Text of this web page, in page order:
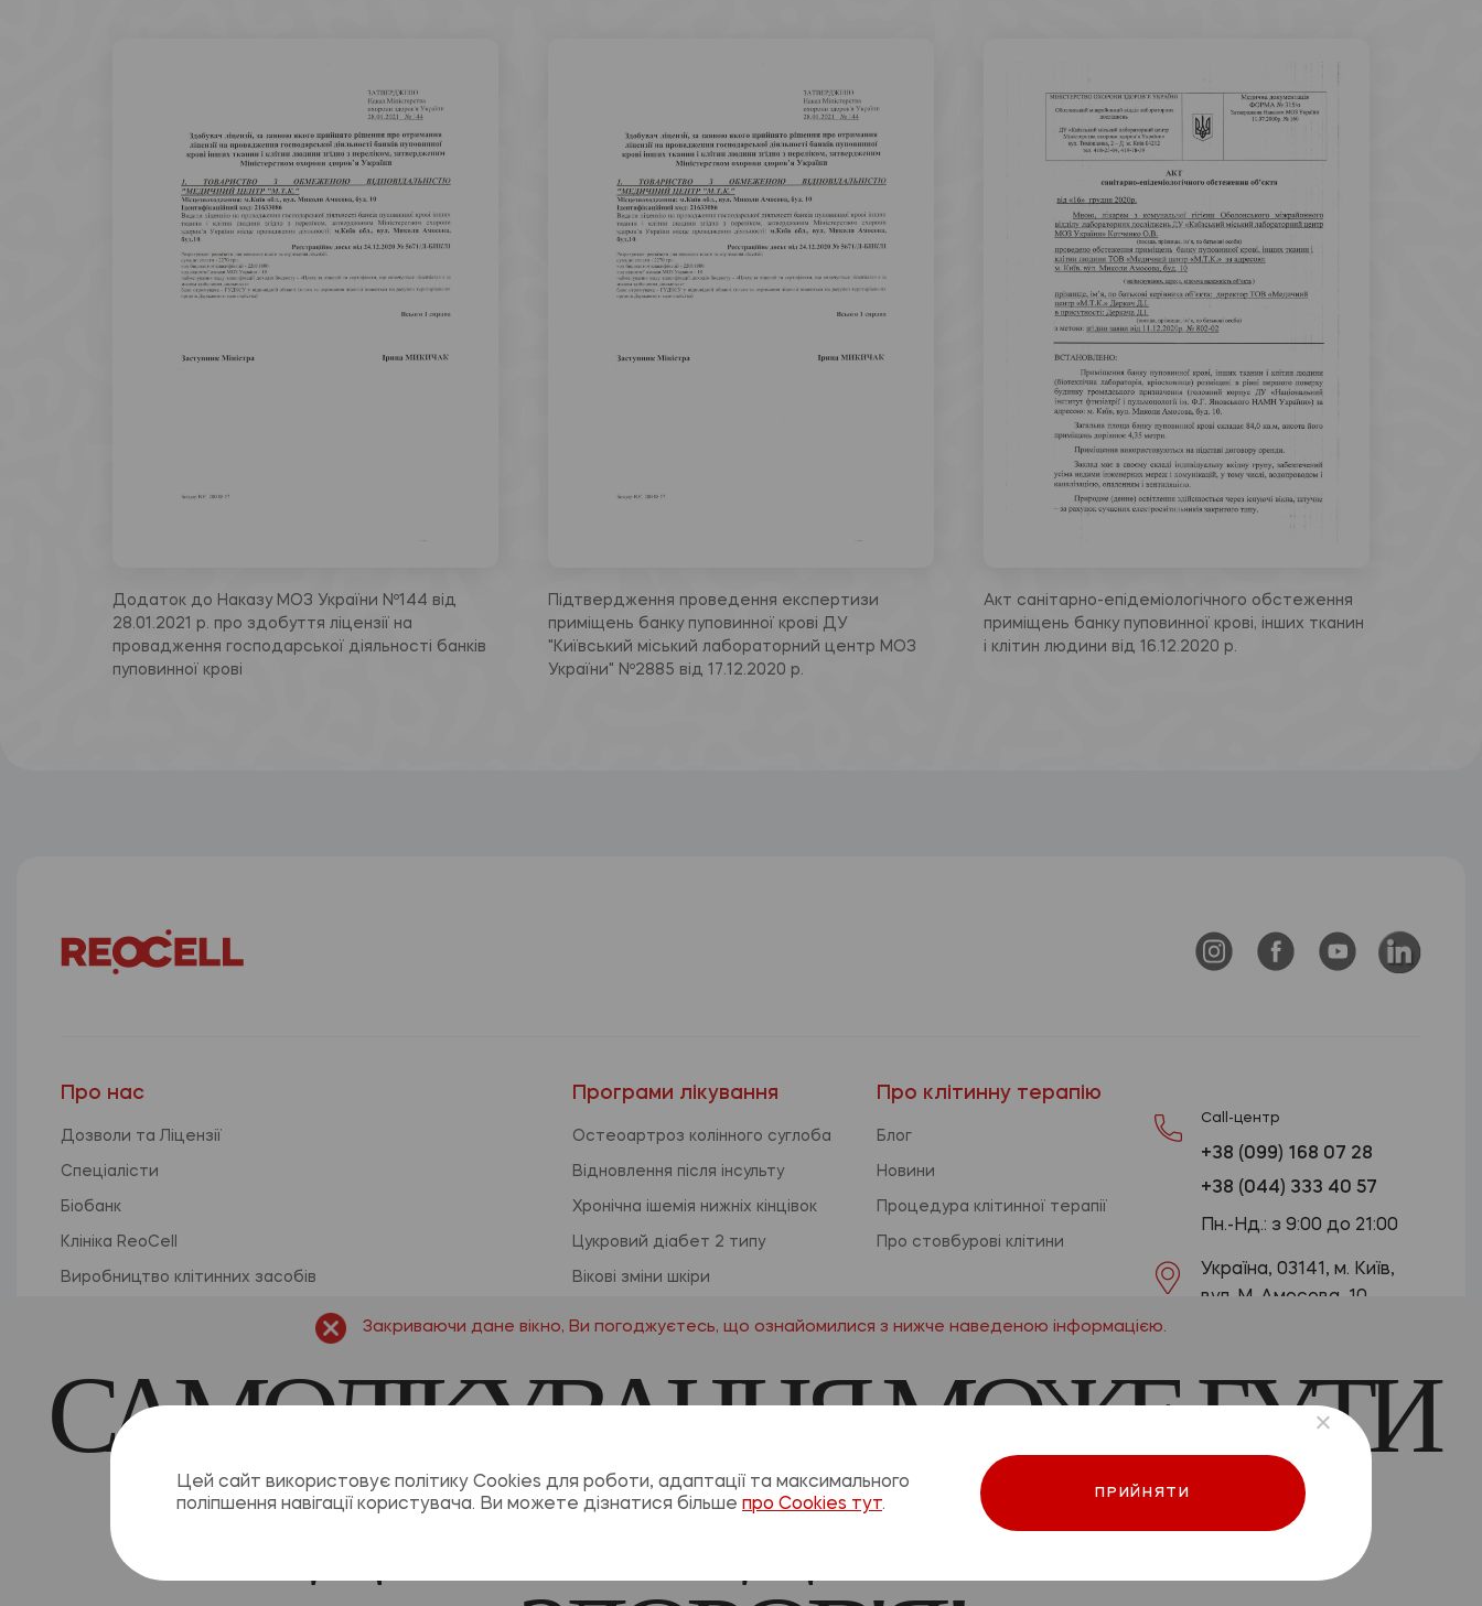
Додаток до Наказу МОЗ України Nº144 від
28.01.2021 р. про здобуття ліцензії на
провадження господарської діяльності банків
пуповинної крові
Підтвердження проведення експертизи
приміщень банку пуповинної крові ДУ
"Київський міський лабораторний центр МОЗ
України" Nº2885 від 17.12.2020 р.
Акт санітарно-епідеміологічного обстеження
приміщень банку пуповинної крові, інших тканин
і клітин людини від 16.12.2020 р.
Про нас
Дозволи та Ліцензії
Спеціалісти
Біобанк
Клініка ReoCell
Виробництво клітинних засобів
R&D платформа: інноваційна біотехнологічна лабораторія
Програми лікування
Остеоартроз колінного суглоба
Відновлення після інсульту
Хронічна ішемія нижніх кінцівок
Цукровий діабет 2 типу
Вікові зміни шкіри
Про клітинну терапію
Блог
Новини
Процедура клітинної терапії
Про стовбурові клітини
Call-центр
+38 (099) 168 07 28
+38 (044) 333 40 57
Пн.-Нд.: з 9:00 до 21:00
Україна, 03141, м. Київ,
вул. М. Амосова, 10
ОТРИМАТИ КОНСУЛЬТАЦІЮ
Політика конфіденційності
Договір оферти
© 2026, ReoCell. Всі права захищені.
Закриваючи дане вікно, Ви погоджуєтесь, що ознайомилися з нижче наведеною інформацією.
САМОЛІКУВАННЯ МОЖЕ БУТИ
ШКІДЛИВИМ ДЛЯ ВАШОГО
Цей сайт використовує політику Cookies для роботи, адаптації та максимального
поліпшення навігації користувача. Ви можете дізнатися більше про Cookies тут.
ПРИЙНЯТИ